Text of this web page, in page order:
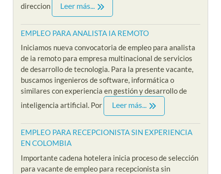
direccion
Leer más...
EMPLEO PARA ANALISTA IA REMOTO
Iniciamos nueva convocatoria de empleo para analista
de ia remoto para empresa multinacional de servicios
de desarrollo de tecnologia. Para la presente vacante,
buscamos ingenieros de software, informática o
similares con experiencia en gestión y desarrollo de
inteligencia artificial. Por
Leer más...
EMPLEO PARA RECEPCIONISTA SIN EXPERIENCIA
EN COLOMBIA
Importante cadena hotelera inicia proceso de selección
para vacante de empleo para recepcionista sin